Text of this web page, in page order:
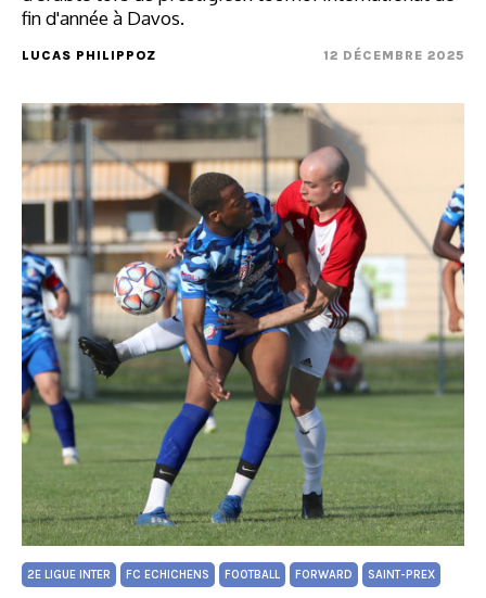
fin d'année à Davos.
LUCAS PHILIPPOZ 12 DÉCEMBRE 2025
2E LIGUE INTER FC ECHICHENS FOOTBALL FORWARD SAINT-PREX